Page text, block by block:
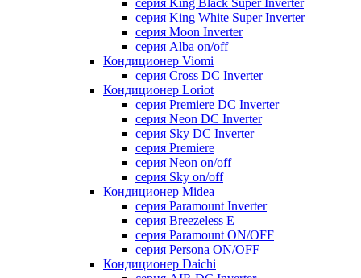
серия King Black Super Inverter
серия King White Super Inverter
серия Moon Inverter
серия Alba on/off
Кондиционер Viomi
серия Cross DC Inverter
Кондиционер Loriot
серия Premiere DC Inverter
серия Neon DC Inverter
серия Sky DC Inverter
серия Premiere
серия Neon on/off
серия Sky on/off
Кондиционер Midea
серия Paramount Inverter
серия Breezeless E
серия Paramount ON/OFF
серия Persona ON/OFF
Кондиционер Daichi